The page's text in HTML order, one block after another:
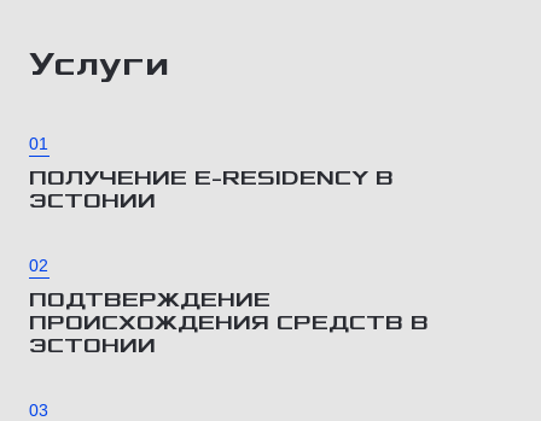
Услуги
01
ПОЛУЧЕНИЕ E-RESIDENCY В
ЭСТОНИИ
02
ПОДТВЕРЖДЕНИЕ
ПРОИСХОЖДЕНИЯ СРЕДСТВ В
ЭСТОНИИ
03